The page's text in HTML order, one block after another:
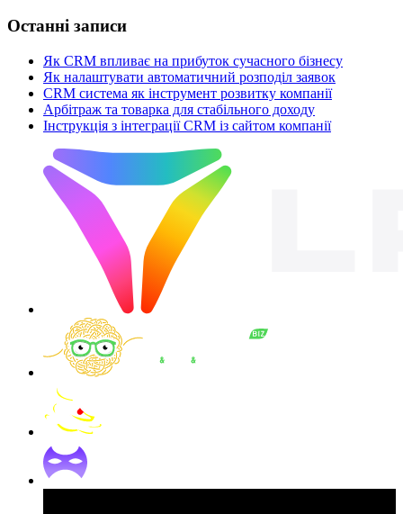
Останні записи
Як CRM впливає на прибуток сучасного бізнесу
Як налаштувати автоматичний розподіл заявок
CRM система як інструмент розвитку компанії
Арбітраж та товарка для стабільного доходу
Інструкція з інтеграції CRM із сайтом компанії